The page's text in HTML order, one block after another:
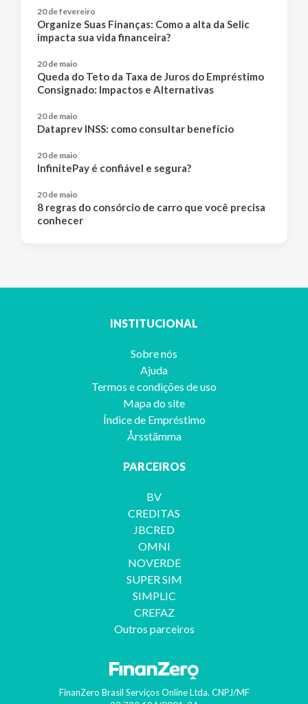
20 de fevereiro
Organize Suas Finanças: Como a alta da Selic
impacta sua vida financeira?
20 de maio
Queda do Teto da Taxa de Juros do Empréstimo
Consignado: Impactos e Alternativas
20 de maio
Dataprev INSS: como consultar benefício
20 de maio
InfinitePay é confiável e segura?
20 de maio
8 regras do consórcio de carro que você precisa
conhecer
INSTITUCIONAL
Sobre nós
Ajuda
Termos e condições de uso
Mapa do site
Índice de Empréstimo
Årsstämma
PARCEIROS
BV
CREDITAS
JBCRED
OMNI
NOVERDE
SUPER SIM
SIMPLIC
CREFAZ
Outros parceiros
FinanZero Brasil Serviços Online Ltda. CNPJ/MF